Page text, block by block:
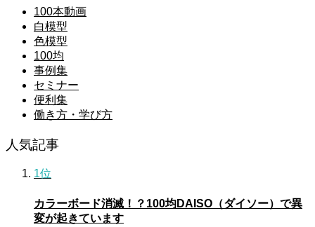
100本動画
白模型
色模型
100均
事例集
セミナー
便利集
働き方・学び方
人気記事
1位
カラーボード消滅！？100均DAISO（ダイソー）で異
変が起きています